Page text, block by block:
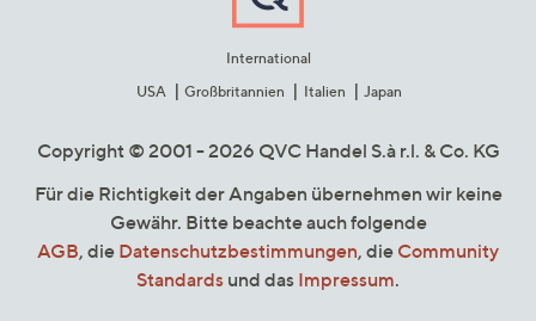
International
USA
Großbritannien Italien Japan
Copyright © 2001 - 2026 QVC Handel S.à r.l. & Co. KG
Für die Richtigkeit der Angaben übernehmen wir keine
Gewähr. Bitte beachte auch folgende
AGB, die Datenschutzbestimmungen, die Community
Standards und das Impressum.